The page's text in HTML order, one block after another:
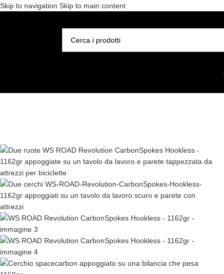
Skip to navigation Skip to main content